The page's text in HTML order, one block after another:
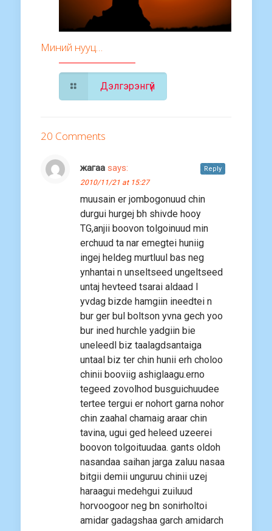
Миний нууц…
Дэлгэрэнгүй
20 Comments
жагаа says:
2010/11/21 at 15:27
muusain er jombogonuud chin
durgui hurgej bh shivde hooy
TG,anjii boovon tolgoinuud min
erchuud ta nar emegtei huniig
ingej heldeg murtluul bas neg
ynhantai n unseltseed ungeltseed
untaj hevteed tsarai aldaad l
yvdag bizde hamgiin ineedtei n
bur ger bul boltson yvna gech yoo
bur ined hurchle yadgiin bie
uneleedl biz taalagdsantaiga
untaal biz ter chin hunii erh choloo
chinii booviig ashiglaagu.erno
tegeed zovolhod busguichuudee
tertee tergui er nohort garna nohor
chin zaahal chamaig araar chin
tavina, ugui ged heleed uzeerei
boovon tolgoituudaa. gants oldoh
nasandaa saihan jarga zaluu nasaa
bitgii demii unguruu chinii uzej
haraagui medehgui zuiluud
horvoogoor neg bn sonirholtoi
amidar gadagshaa garch amidarch
Reply